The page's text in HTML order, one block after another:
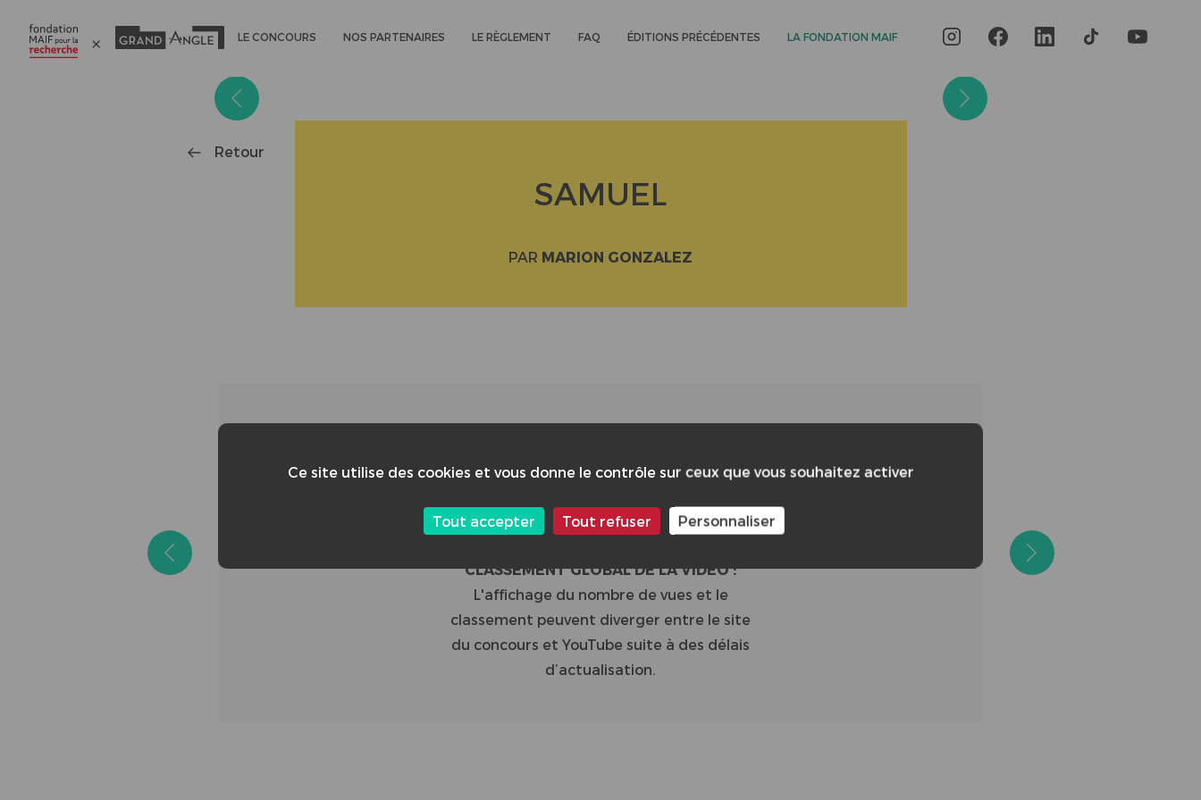
LE CONCOURS NOS PARTENAIRES LE RÈGLEMENT FAQ ÉDITIONS PRÉCÉDENTES LA FONDATION MAIF
Retour
SAMUEL
PAR MARION GONZALEZ
3/4
CLASSEMENT GLOBAL DE LA VIDÉO :
L'affichage du nombre de vues et le
classement peuvent diverger entre le site
du concours et YouTube suite à des délais
d’actualisation.
Panneau de gestion des cookies
Ce site utilise des cookies et vous donne le contrôle sur ceux que vous souhaitez activer
Tout accepter Tout refuser Personnaliser